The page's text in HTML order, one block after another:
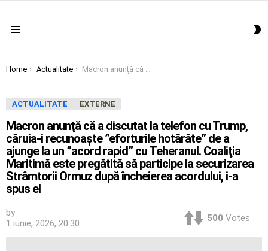
You are here:
Home Actualitate Macron anunţă că a discutat la telefon cu Trump, căruia-i recunoaşte ”eforturile hotărâte” de a ajunge la un ”acord rapid” cu Teheranul. Coaliţia Maritimă este pregătită să participe la securizarea Strâmtorii Ormuz după încheierea acordului, i-a spus el
ACTUALITATE EXTERNE
Macron anunţă că a discutat la telefon cu Trump,
căruia-i recunoaşte ”eforturile hotărâte” de a
ajunge la un ”acord rapid” cu Teheranul. Coaliţia
Maritimă este pregătită să participe la securizarea
Strâmtorii Ormuz după încheierea acordului, i-a
spus el
by
1 iunie, 2026, 20:30
500 Votes